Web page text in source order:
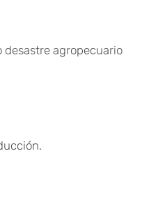
desastre agropecuario